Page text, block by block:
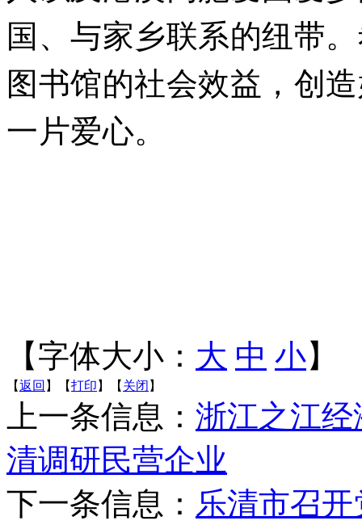
国、与家乡联系的纽带
图书馆的社会效益，创
一片爱心。
【字体大小： 大 中 小】
【返回 】【打印 】【 关闭 】
上一条信息： 浙江之江
清调研民营企业
下一条信息： 乐清市召